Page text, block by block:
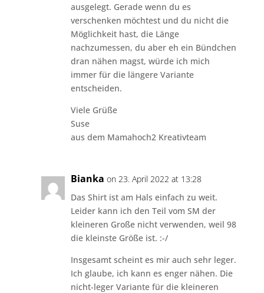
ausgelegt. Gerade wenn du es
verschenken möchtest und du nicht die
Möglichkeit hast, die Länge
nachzumessen, du aber eh ein Bündchen
dran nähen magst, würde ich mich
immer für die längere Variante
entscheiden.
Viele Grüße
Suse
aus dem Mamahoch2 Kreativteam
Bianka on 23. April 2022 at 13:28
Das Shirt ist am Hals einfach zu weit.
Leider kann ich den Teil vom SM der
kleineren Große nicht verwenden, weil 98
die kleinste Größe ist. :-/
Insgesamt scheint es mir auch sehr leger.
Ich glaube, ich kann es enger nähen. Die
nicht-leger Variante für die kleineren